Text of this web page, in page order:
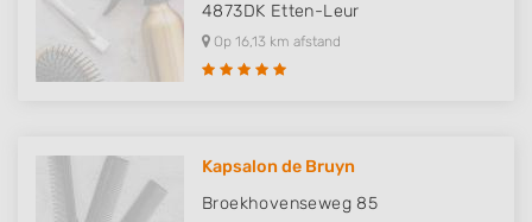
4873DK Etten-Leur
Op 16,13 km afstand
Kapsalon de Bruyn
Broekhovenseweg 85
Identify devices based on information
actively requested
Non-IAB processing purposes:
Performance
Functional